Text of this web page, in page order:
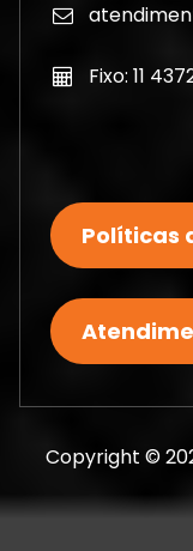
Fixo: 11
Políticas
Copyright ©